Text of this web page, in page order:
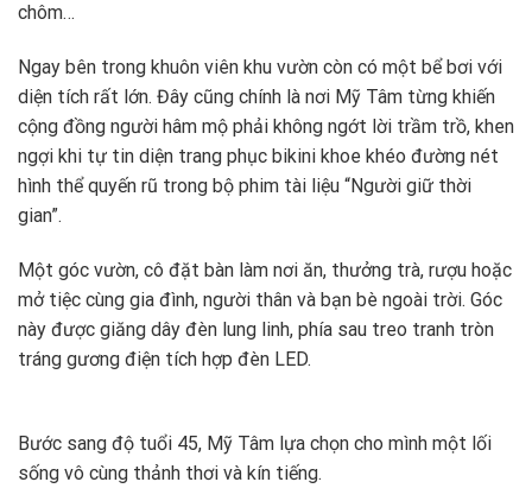
chôm…
Ngay bên trong khuôn viên khu vườn còn có một bể bơi với
diện tích rất lớn. Đây cũng chính là nơi Mỹ Tâm từng khiến
cộng đồng người hâm mộ phải không ngớt lời trầm trồ, khen
ngợi khi tự tin diện trang phục bikini khoe khéo đường nét
hình thể quyến rũ trong bộ phim tài liệu “Người giữ thời
gian”.
Một góc vườn, cô đặt bàn làm nơi ăn, thưởng trà, rượu hoặc
mở tiệc cùng gia đình, người thân và bạn bè ngoài trời. Góc
này được giăng dây đèn lung linh, phía sau treo tranh tròn
tráng gương điện tích hợp đèn LED.
Bước sang độ tuổi 45, Mỹ Tâm lựa chọn cho mình một lối
sống vô cùng thảnh thơi và kín tiếng.